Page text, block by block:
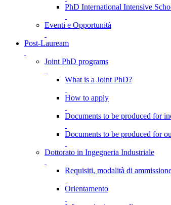
PhD International Intensive
Eventi e Opportunità
Post-Lauream
Joint PhD programs
What is a Joint PhD?
How to apply
Documents to be produced for
Documents to be produced for
Dottorato in Ingegneria Industriale
Requisiti, modalità di
Orientamento